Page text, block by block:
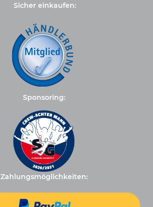
Sicher einkaufen:
Sponsoring:
Zahlungsmöglichkeiten: